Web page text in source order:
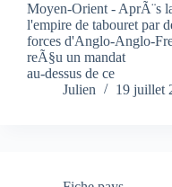
Moyen-Orient - AprÃ¨s
l'empire de tabouret par
forces d'Anglo-Anglo-
reÃ§u un mandat
au-dessus de ce
Julien
19 juillet